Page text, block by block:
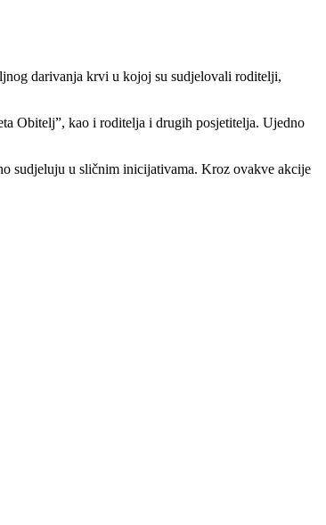
darivanja krvi u kojoj su sudjelovali roditelji,
Obitelj”, kao i roditelja i drugih posjetitelja. Ujedno
sudjeluju u sličnim inicijativama. Kroz ovakve akcije